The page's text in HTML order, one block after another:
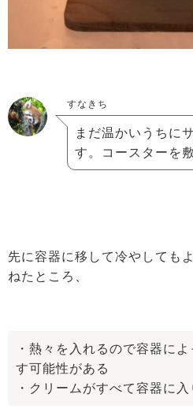
すなきち
まだ温かいうちに
す。コースターを
先に容器に移して冷やしても
ねたところ、
・熱々を入れるので容器に
す可能性がある
・クリームがすべて容器に